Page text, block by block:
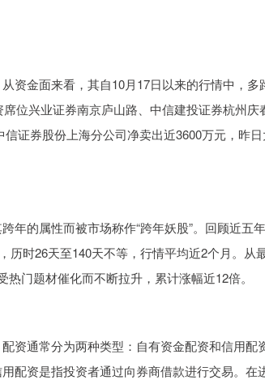
资金面来看，其自10月17日以来的行情中，多
位兴业证券南京庐山路、中信建投证券杭州庆
证券股份上海分公司净卖出近3600万元，昨日
年的属性而被市场称作“跨年妖股”。回顾近五
历时26天至140天不等，行情平均近2个月。从
门题材催化而不断拉升，累计涨幅近12倍。
资通常分为两种类型：自有资金配资和信用配资
配资是指投资者通过向券商借款进行交易。在